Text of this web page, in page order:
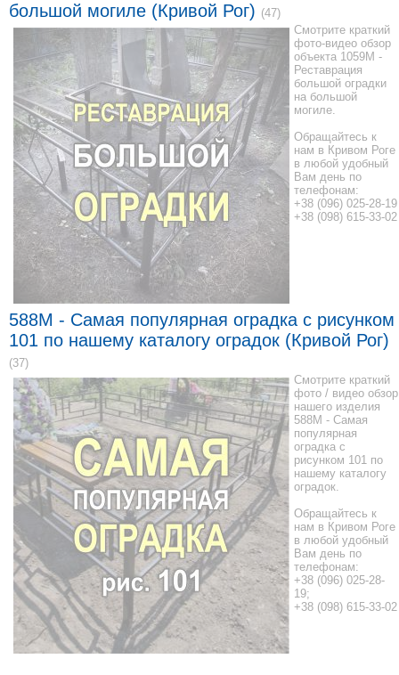
большой могиле (Кривой Рог) (47)
Смотрите краткий
фото-видео обзор
объекта 1059М -
Реставрация
большой оградки
на большой
могиле.
Обращайтесь к
нам в Кривом Роге
в любой удобный
Вам день по
телефонам:
+38 (096) 025-28-19
+38 (098) 615-33-02
588M - Самая популярная оградка с рисунком
101 по нашему каталогу оградок (Кривой Рог)
(37)
Смотрите краткий
фото / видео обзор
нашего изделия
588M - Самая
популярная
оградка с
рисунком 101 по
нашему каталогу
оградок.
Обращайтесь к
нам в Кривом Роге
в любой удобный
Вам день по
телефонам:
+38 (096) 025-28-
19;
+38 (098) 615-33-02